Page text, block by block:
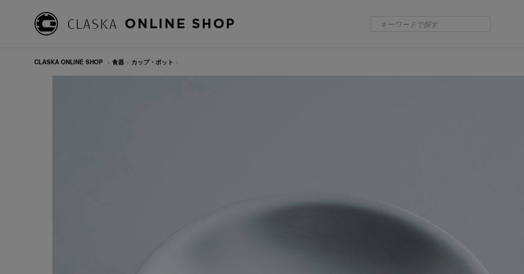
CLASKA ONLINE SHOP > 食器 > カップ・ポット >